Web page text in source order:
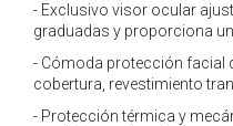
- Exclusivo visor ocular
graduadas y proporciona
- Cómoda protección facial
cobertura, revestimiento
- Protección térmica y